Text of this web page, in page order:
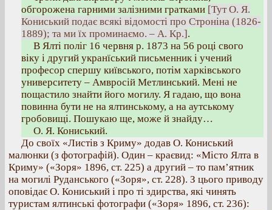
обгорожена гарними залізними гратками [Тут О. Я.
Кониський подає всякі відомості про Строніна (1826-
1889); та ми їх проминаємо. – А. Кр.].
В Ялті поліг 16 червня р. 1873 на 56 році свого
віку і другий укранїський письменник і учений
професор спершу київського, потім харківського
университету – Амвросій Метлинський. Мені не
пощастило знайти його могилу. Я гадаю, що вона
повинна бути не на ялтинському, а на аутському
гробовищі. Пошукаю ще, може й знайду…
О. Я. Кониський.
До своїх «Листів з Криму» додав О. Кониський
малюнки (з фотографій). Один – краєвид: «Місто Ялта в
Криму» («Зоря» 1896, ст. 225) а другий – то пам’ятник
на могилі Руданського («Зоря», ст. 228). З цього приводу
оповідає О. Кониський і про ті здирства, які чинять
туристам ялтинські фотографи («Зоря» 1896, ст. 236):